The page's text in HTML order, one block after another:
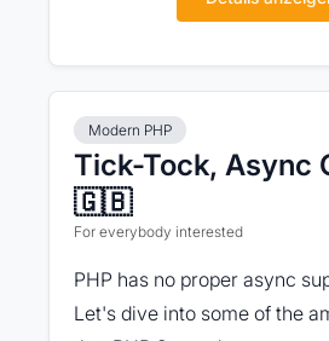
Modern PHP
Tick-Tock, Async
🇬🇧
For everybody interested
PHP has no proper async
Let's dive into some of the